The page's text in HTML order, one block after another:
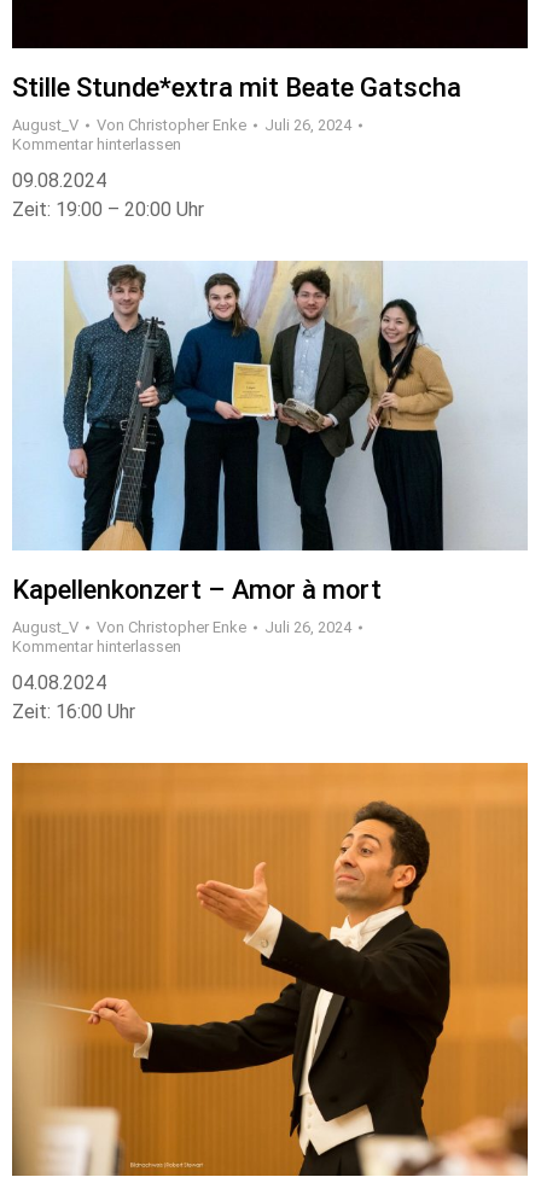
Stille Stunde*extra mit Beate Gatscha
August_V Von Christopher Enke
Juli 26, 2024
Kommentar hinterlassen
09.08.2024
Zeit: 19:00 – 20:00 Uhr
Kapellenkonzert – Amor à mort
August_V Von Christopher Enke
Juli 26, 2024
Kommentar hinterlassen
04.08.2024
Zeit: 16:00 Uhr